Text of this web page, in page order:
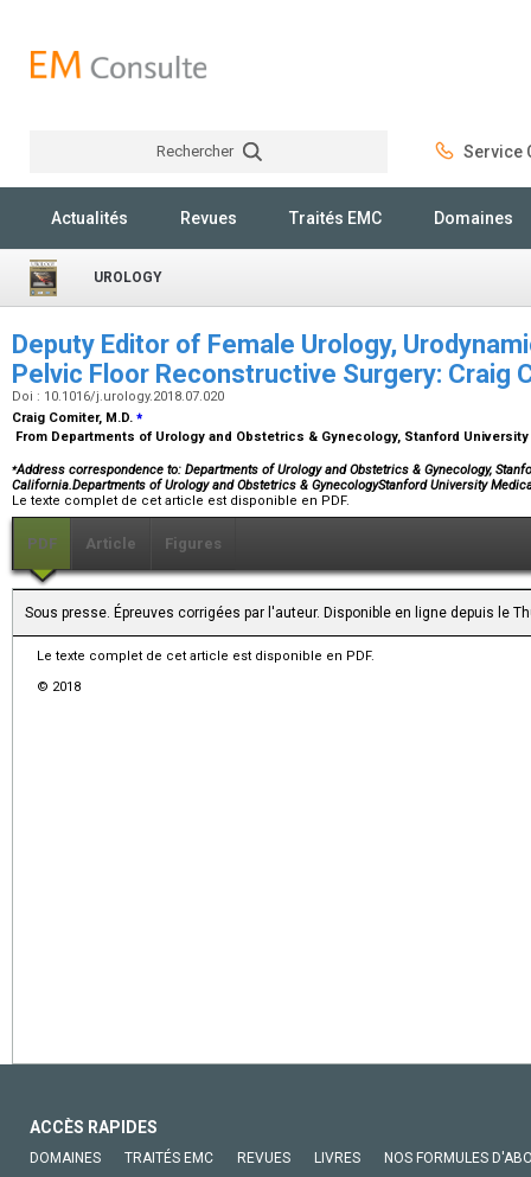
Rechercher Service
Actualités Revues Traités EMC Domaines
UROLOGY
Deputy Editor of Female Urology,
Pelvic Floor Reconstructive Surgery: Craig
Doi : 10.1016/j.urology.2018.07.020
Craig Comiter, M.D. ⁎
From Departments of Urology and Obstetrics & Gynecology, Stanford
⁎Address correspondence to: Departments of Urology and Obstetrics & Gynecology,
California.Departments of Urology and Obstetrics & GynecologyStanford University
Le texte complet de cet article est disponible en PDF.
PDF Article Figures
Sous presse. Épreuves corrigées par l'auteur. Disponible en ligne depuis le
Le texte complet de cet article est disponible en PDF.
© 2018
ACCÈS RAPIDES
DOMAINES TRAITÉS EMC REVUES LIVRES NOS FORMULES